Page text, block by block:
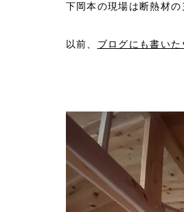
下岡本の現場は断熱材の
以前、 ブログにも書い